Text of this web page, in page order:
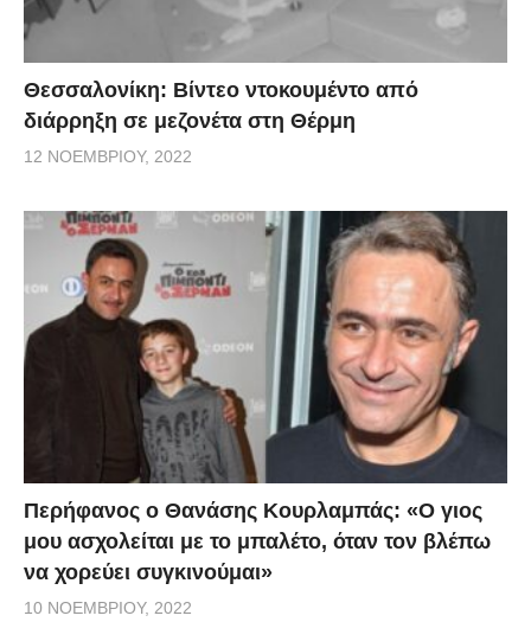
Θεσσαλονίκη: Βίντεο ντοκουμέντο από
διάρρηξη σε μεζονέτα στη Θέρμη
12 ΝΟΕΜΒΡΊΟΥ, 2022
Περήφανος ο Θανάσης Κουρλαμπάς: «Ο γιος
μου ασχολείται με το μπαλέτο, όταν τον βλέπω
να χορεύει συγκινούμαι»
10 ΝΟΕΜΒΡΊΟΥ, 2022